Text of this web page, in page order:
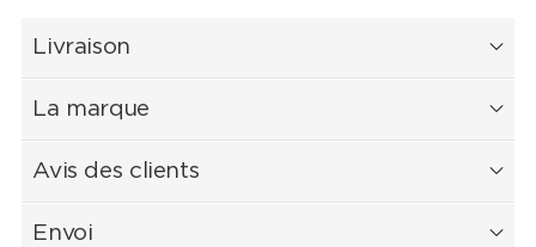
Livraison
La marque
Avis des clients
Envoi